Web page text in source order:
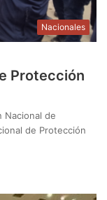
Nacionales
Protección
Nacional de
de Protección